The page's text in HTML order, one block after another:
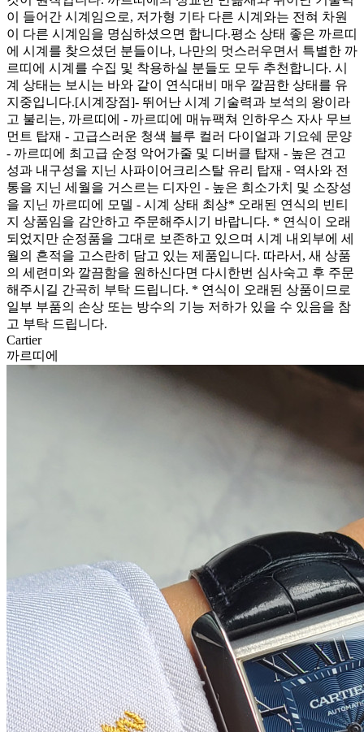
이 들어간 시계임으로, 저가형 기타 다른 시계와는 전혀 차원
이 다른 시계임을 명심하셨으면 합니다. ​ 평소 상태 좋은 까르띠
에 시계를 찾으셨던 분들이나, 나만의 멋스러우면서 특별한 까
르띠에 시계를 수집 및 착용하실 분들도 모두 추천합니다. 시
계 상태는 보시는 바와 같이 연식대비 매우 깔끔한 상태를 유
지중입니다.[시계장점] ​ - 뛰어난 시계 기술력과 보석의 왕이라
고 불리는, 까르띠에 - 까르띠에 매뉴팩쳐 인하우스 자사 무브
먼트 탑재 - 고급스러운 청색 블루 컬러 다이얼과 기요쉐 문양
- 까르띠에 최고급 순정 악어가줄 및 디버클 탑재 - 높은 견고
성과 내구성을 지닌 사파이어크리스탈 유리 탑재 - 역사와 전
통을 지닌 세월을 거스르는 디자인 - 높은 희소가치 및 소장성
을 지닌 까르띠에 모델 - 시계 상태 최상* 오래된 연식의 빈티
지 상품임을 감안하고 주문해주시기 바랍니다. * 연식이 오래
되었지만 순정품을 그대로 보존하고 있으며 시계 내외부에 세
월의 흔적을 고스란히 담고 있는 제품입니다. 따라서, 새 상품
의 세련미와 깔끔함을 원하신다면 다시한번 심사숙고 후 주문
해주시길 간곡히 부탁 드립니다. * 연식이 오래된 상품이므로
일부 부품의 손상 또는 방수의 기능 저하가 있을 수 있음을 참
고 부탁 드립니다. ​
Cartier
까르띠에